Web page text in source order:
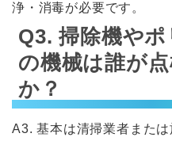
浄・消毒が必要です。
Q3. 掃除機や
の機械は誰が
か？
A3. 基本は清掃業者また